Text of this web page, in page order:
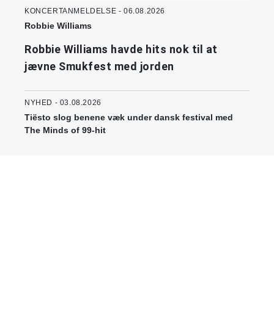
KONCERTANMELDELSE - 06.08.2026
Robbie Williams
Robbie Williams havde hits nok til at
jævne Smukfest med jorden
NYHED - 03.08.2026
Tiësto slog benene væk under dansk festival med
The Minds of 99-hit